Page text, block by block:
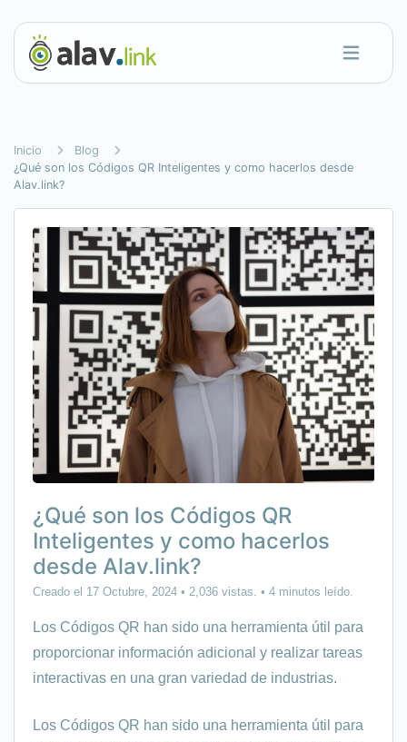
Inicio
Blog
¿Qué son los Códigos QR Inteligentes y como hacerlos desde
Alav.link?
¿Qué son los Códigos QR
Inteligentes y como hacerlos
desde Alav.link?
Creado el 17 Octubre, 2024 • 2,036 vistas. • 4 minutos leído.
Los Códigos QR han sido una herramienta útil para
proporcionar información adicional y realizar tareas
interactivas en una gran variedad de industrias.
Los Códigos QR han sido una herramienta útil para